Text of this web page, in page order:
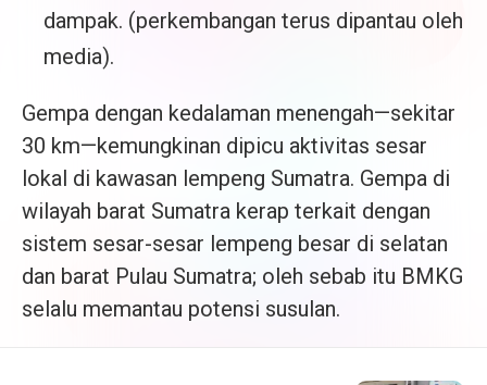
dampak. (perkembangan terus dipantau oleh
media).
Gempa dengan kedalaman menengah—sekitar
30 km—kemungkinan dipicu aktivitas sesar
lokal di kawasan lempeng Sumatra. Gempa di
wilayah barat Sumatra kerap terkait dengan
sistem sesar-sesar lempeng besar di selatan
dan barat Pulau Sumatra; oleh sebab itu BMKG
selalu memantau potensi susulan.